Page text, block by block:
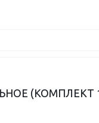
(КОМПЛЕКТ